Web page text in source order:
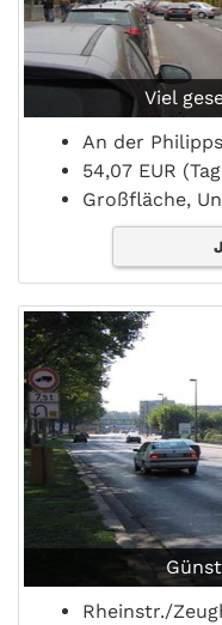
Viel
An der
54,07 EUR
Großfläche,
Rheinstr./